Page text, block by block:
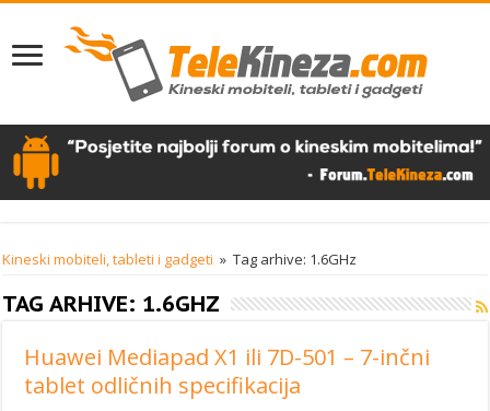
Kineski mobiteli, tableti i gadgeti » Tag arhive: 1.6GHz
TAG ARHIVE: 1.6GHZ
Huawei Mediapad X1 ili 7D-501 – 7-inčni
tablet odličnih specifikacija